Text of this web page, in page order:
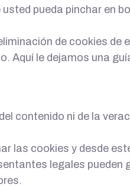
pueda pinchar en
de cookies
Aquí le dejamos una
contenido ni de la
las cookies y desde
legales